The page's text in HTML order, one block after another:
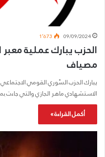
09/09/2024 1٬673
الحزب يبارك عملية معبر
مصياف
يبارك الحزب السّوري القومي
الاستشهادي ماهر الجازي والتي جاءت
أكمل القراءة »